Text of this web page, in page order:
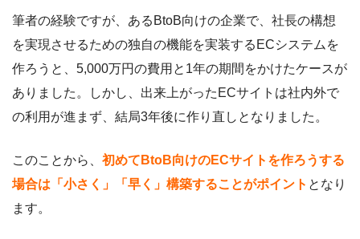
筆者の経験ですが、あるBtoB向けの企業で、社長の構想
を実現させるための独自の機能を実装するECシステムを
作ろうと、5,000万円の費用と1年の期間をかけたケースが
ありました。しかし、出来上がったECサイトは社内外で
の利用が進まず、結局3年後に作り直しとなりました。
このことから、 初めてBtoB向けのECサイトを作ろうする
場合は 「小さく」「早く」構築することがポイント となり
ます。